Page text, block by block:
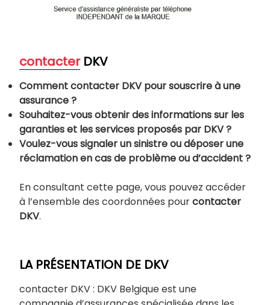
contacterDKV
Comment contacter DKV pour souscrire à une
assurance ?
Souhaitez-vous obtenir des informations sur les
garanties et les services proposés par DKV ?
Voulez-vous signaler un sinistre ou déposer une
réclamation en cas de problème ou d’accident ?
En consultant cette page, vous pouvez accéder
à l’ensemble des coordonnées pourcontacter
DKV.
LA PRÉSENTATION DE DKV
contacter DKV : DKV Belgique est une